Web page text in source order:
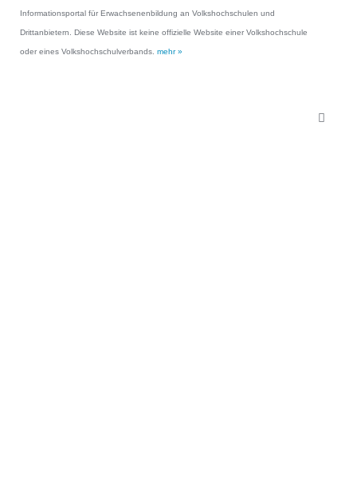
Informationsportal für Erwachsenenbildung an Volkshochschulen und
Drittanbietern. Diese Website ist keine offizielle Website einer Volkshochschule
oder eines Volkshochschulverbands. mehr »